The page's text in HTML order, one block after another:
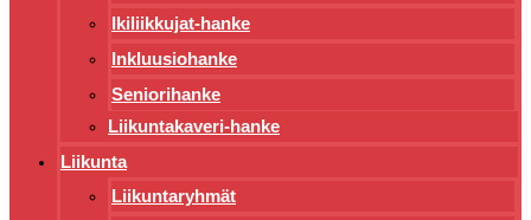
Ikiliikkujat-hanke
Inkluusiohanke
Seniorihanke
Liikuntakaveri-hanke
Liikunta
Liikuntaryhmät